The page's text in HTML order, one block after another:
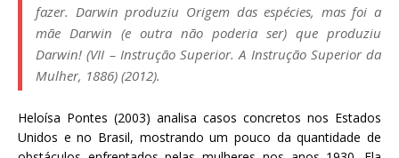
fazer. Darwin produziu Origem das espécies, mas foi a
mãe Darwin (e outra não poderia ser) que produziu
Darwin! (VII – Instrução Superior. A Instrução Superior da
Mulher, 1886) (2012).
Heloísa Pontes (2003) analisa casos concretos nos Estados
Unidos e no Brasil, mostrando um pouco da quantidade de